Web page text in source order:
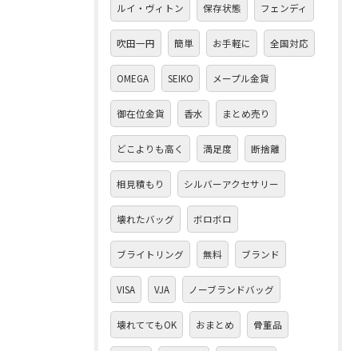
ルイ・ヴィトン 保存状態 フェンディ
吹田一円 簡単 お手軽に 全国対応
OMEGA SEIKO メープル金貨
御在位金貨 香水 まとめ売り
どこよりも高く 満足度 断捨離
相見積もり シルバーアクセサリー
壊れたバッグ ボロボロ
ブライトリング 無料 ブランド
VISA VJA ノーブランドバッグ
壊れててもOK おまとめ 骨董品